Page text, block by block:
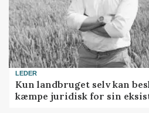
LEDER
Kun landbruget selv kan
kæmpe juridisk for sin